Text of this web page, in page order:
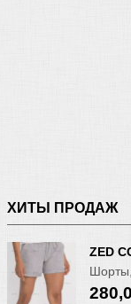
ХИТЫ ПРОДАЖ
ZED